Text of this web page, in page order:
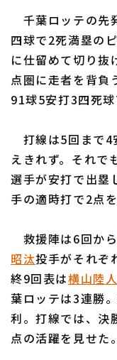
千葉ロッ
オリック
福岡ソフ
設定
利用規約
運営会社（別ウィンドウ
千葉ロッテの先
四球で2死満塁の
に仕留めて切り抜
点圏に走者を背負
91球5安打3四死球
打線は5回まで4
えきれず。それで
選手が安打で出塁
手の適時打で2点
救援陣は6回か
昭汰投手がそれぞ
終9回表は横山陸
葉ロッテは3連勝
利。打線では、決
点の活躍を見せた。